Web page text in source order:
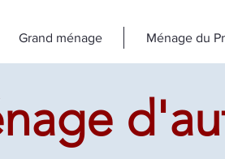
Grand ménage Ménage du